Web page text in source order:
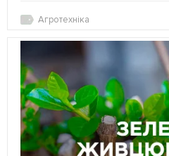
Агротехніка